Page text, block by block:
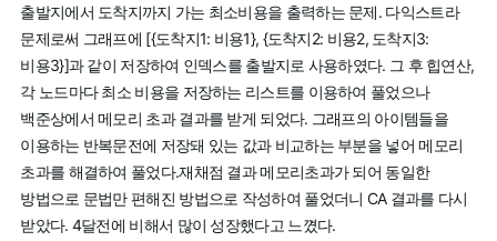
출발지에서 도착지까지 가는 최소비용을 출력하는 문제. 다익스트라
문제로써 그래프에 [{도착지1: 비용1}, {도착지2: 비용2, 도착지3:
비용3}]과 같이 저장하여 인덱스를 출발지로 사용하였다. 그 후 힙연산,
각 노드마다 최소 비용을 저장하는 리스트를 이용하여 풀었으나
백준상에서 메모리 초과 결과를 받게 되었다. 그래프의 아이템들을
이용하는 반복문전에 저장돼 있는 값과 비교하는 부분을 넣어 메모리
초과를 해결하여 풀었다.재채점 결과 메모리초과가 되어 동일한
방법으로 문법만 편해진 방법으로 작성하여 풀었더니 CA 결과를 다시
받았다. 4달전에 비해서 많이 성장했다고 느꼈다.